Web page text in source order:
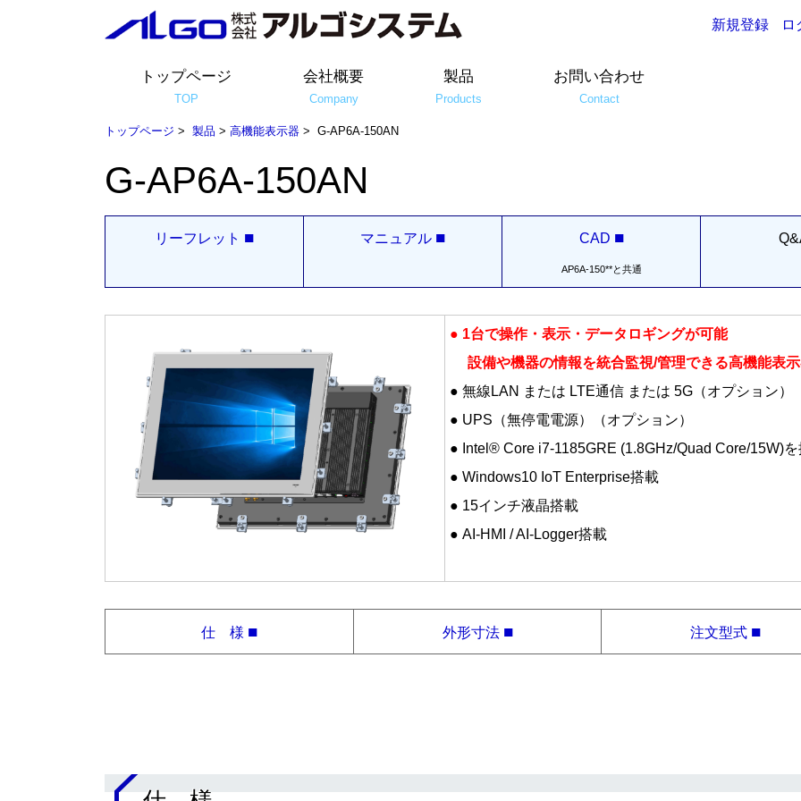
新規登録 ロ
トップページ
TOP
会社概要
Company
製品
Products
お問い合わせ
Contact
トップページ > 製品 > 高機能表示器 > G-AP6A-150AN
G-AP6A-150AN
リーフレット ■ マニュアル ■ CAD ■
AP6A-150**と共通
● 1台で操作・表示・データロギングが可能
設備や機器の情報を統合監視/管理できる高機能表
● 無線LAN または LTE通信 または 5G（オプション）
● UPS（無停電電源）（オプション）
● Intel® Core i7-1185GRE (1.8GHz/Quad Core/15W)
● Windows10 IoT Enterprise搭載
● 15インチ液晶搭載
● AI-HMI / AI-Logger搭載
仕 様 ■ 外形寸法 ■ 注文型式 ■